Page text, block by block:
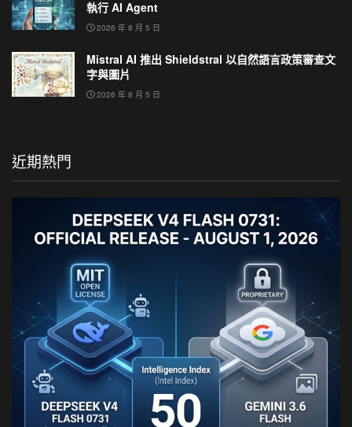
執行 AI Agent
2026 年 8 月 5 日
Mistral AI 推出 Shieldstral 以自然語言政策審查文
字與圖片
2026 年 8 月 5 日
近期熱門